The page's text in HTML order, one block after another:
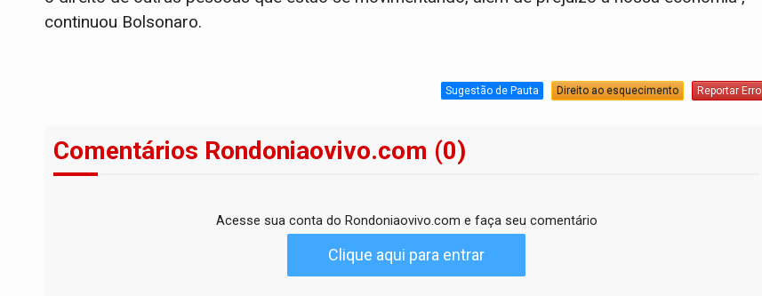
continuou Bolsonaro.
Sugestão de Pauta Direito ao esquecimento Reportar Erro
Comentários Rondoniaovivo.com (0)
Acesse sua conta do Rondoniaovivo.com e faça seu comentário
Clique aqui para entrar